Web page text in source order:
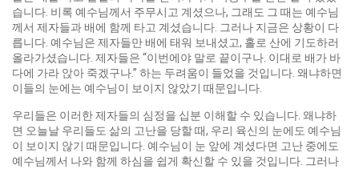
습니다. 비록 예수님께서 주무시고 계셨으나, 그래도 그 때는 예수님
께서 제자들과 배에 함께 타고 계셨습니다. 그러나 지금은 상황이 다
릅니다. 예수님은 제자들만 배에 태워 보내셨고, 홀로 산에 기도하러
올라가셨습니다. 제자들은 “이번에야 말로 끝이구나. 이대로 배가 바
다에 가라 앉아 죽겠구나.” 하는 두려움이 들었을 것입니다. 왜냐하면
이들의 눈에는 예수님이 보이지 않았기 때문입니다.
우리들은 이러한 제자들의 심정을 십분 이해할 수 있습니다. 왜냐하
면 오늘날 우리들도 삶의 고난을 당할 때, 우리 육신의 눈에도 예수님
이 보이지 않기 때문입니다. 예수님이 눈 앞에 계셨다면 고난 중에도
예수님께서 나와 함께 하심을 쉽게 확신할 수 있을 것입니다. 그러나